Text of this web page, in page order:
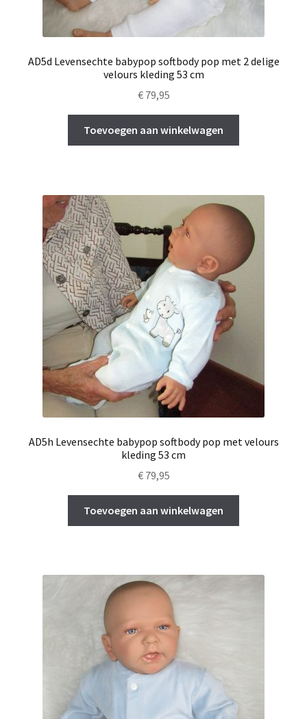
AD5d Levensechte babypop softbody pop met 2 delige
velours kleding 53 cm
€79,95
Toevoegen aan winkelwagen
AD5h Levensechte babypop softbody pop met velours
kleding 53 cm
€79,95
Toevoegen aan winkelwagen